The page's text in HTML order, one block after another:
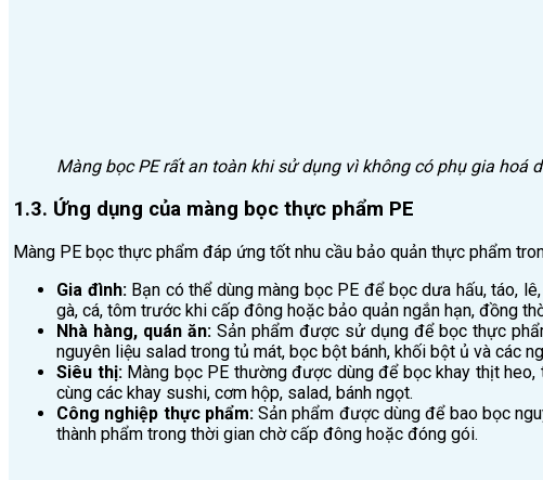
Màng bọc PE rất an toàn khi sử dụng vì không có phụ gia hoá
1.3. Ứng dụng của màng bọc thực phẩm PE
Màng PE bọc thực phẩm đáp ứng tốt nhu cầu bảo quản thực phẩm
Gia đình: Bạn có thể dùng màng bọc PE để bọc dưa hấu, táo,
gà, cá, tôm trước khi cấp đông hoặc bảo quản ngắn hạn, đồng
Nhà hàng, quán ăn: Sản phẩm được sử dụng để bọc thực
nguyên liệu salad trong tủ mát, bọc bột bánh, khối bột ủ và các
Siêu thị: Màng bọc PE thường được dùng để bọc khay thịt
cùng các khay sushi, cơm hộp, salad, bánh ngọt.
Công nghiệp thực phẩm:Sản phẩm được dùng để bao bọc
thành phẩm trong thời gian chờ cấp đông hoặc đóng gói.